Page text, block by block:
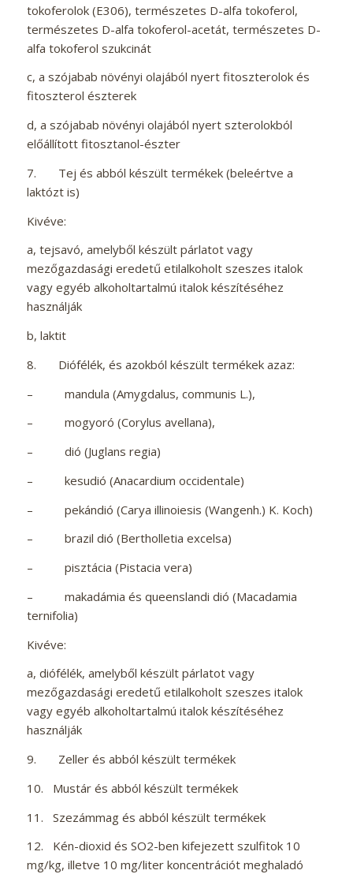
tokoferolok (E306), természetes D-alfa tokoferol,
természetes D-alfa tokoferol-acetát, természetes D-
alfa tokoferol szukcinát
c, a szójabab növényi olajából nyert fitoszterolok és
fitoszterol észterek
d, a szójabab növényi olajából nyert szterolokból
előállított fitosztanol-észter
7. Tej és abból készült termékek (beleértve a
laktózt is)
Kivéve:
a, tejsavó, amelyből készült párlatot vagy
mezőgazdasági eredetű etilalkoholt szeszes italok
vagy egyéb alkoholtartalmú italok készítéséhez
használják
b, laktit
8. Diófélék, és azokból készült termékek azaz:
– mandula (Amygdalus, communis L.),
– mogyoró (Corylus avellana),
– dió (Juglans regia)
– kesudió (Anacardium occidentale)
– pekándió (Carya illinoiesis (Wangenh.) K. Koch)
– brazil dió (Bertholletia excelsa)
– pisztácia (Pistacia vera)
– makadámia és queenslandi dió (Macadamia
ternifolia)
Kivéve:
a, diófélék, amelyből készült párlatot vagy
mezőgazdasági eredetű etilalkoholt szeszes italok
vagy egyéb alkoholtartalmú italok készítéséhez
használják
9. Zeller és abból készült termékek
10. Mustár és abból készült termékek
11. Szezámmag és abból készült termékek
12. Kén-dioxid és SO2-ben kifejezett szulfitok 10
mg/kg, illetve 10 mg/liter koncentrációt meghaladó